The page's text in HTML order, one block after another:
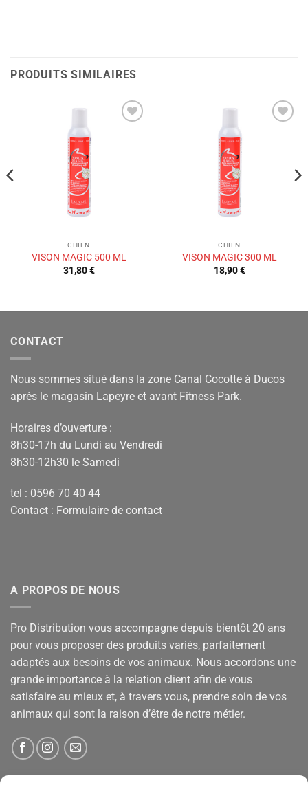
PRODUITS SIMILAIRES
CHIEN
VISON MAGIC 500 ML
31,80€
CHIEN
VISON MAGIC 300 ML
18,90€
CONTACT
Nous sommes situé dans la zone Canal Cocotte à Ducos
après le magasin Lapeyre et avant Fitness Park.
Horaires d’ouverture :
8h30-17h du Lundi au Vendredi
8h30-12h30 le Samedi
tel : 0596 70 40 44
Contact : Formulaire de contact
A PROPOS DE NOUS
Pro Distribution vous accompagne depuis bientôt 20 ans
pour vous proposer des produits variés, parfaitement
adaptés aux besoins de vos animaux. Nous accordons une
grande importance à la relation client afin de vous
satisfaire au mieux et, à travers vous, prendre soin de vos
animaux qui sont la raison d’être de notre métier.